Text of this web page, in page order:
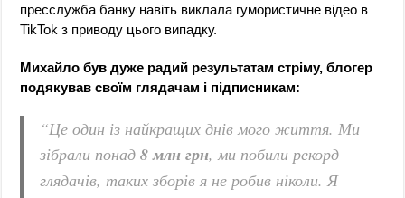
пресслужба банку навіть виклала гумористичне відео в
TikTok з приводу цього випадку.
Михайло був дуже радий результатам стріму, блогер
подякував своїм глядачам і підписникам:
“Це один із найкращих днів мого життя. Ми
зібрали понад8 млн грн, ми побили рекорд
глядачів, таких зборів я не робив ніколи. Я